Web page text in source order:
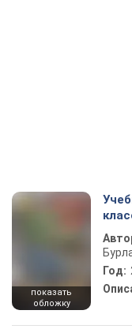
показать
обложку
Год: